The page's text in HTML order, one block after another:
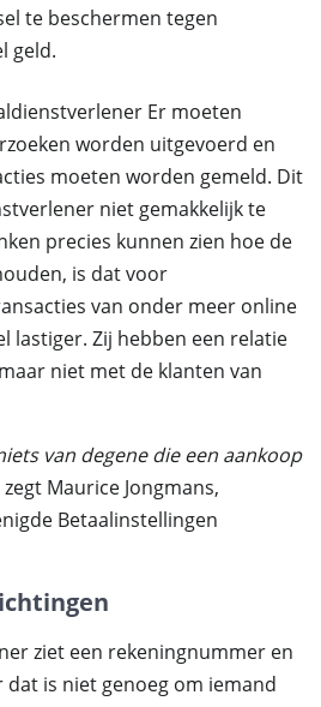
te beschermen tegen
geld.
Er moeten
worden uitgevoerd en
moeten worden gemeld. Dit
niet gemakkelijk te
precies kunnen zien hoe de
is dat voor
van onder meer online
lastiger. Zij hebben een relatie
niet met de klanten van
van degene die een aankoop
zegt Maurice Jongmans,
Betaalinstellingen
ziet een rekeningnummer en
dat is niet genoeg om iemand